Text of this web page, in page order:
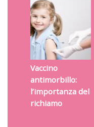
Vaccino
antimorbillo:
l’importanza del
richiamo